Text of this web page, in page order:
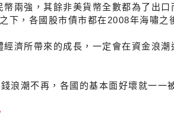
兩強，其餘非美貨幣全數都為了出口
下，各國股市債市都在2008年海嘯之
濟所帶來的成長，一定會在資金浪潮
浪潮不再，各國的基本面好壞就一一